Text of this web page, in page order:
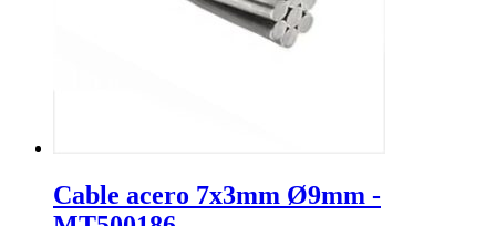
Cable acero 7x3mm Ø9mm -